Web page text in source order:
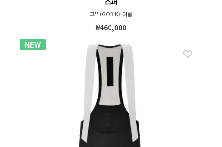
스퍼
고빅(GOBIK)-여름
₩460,000
NEW